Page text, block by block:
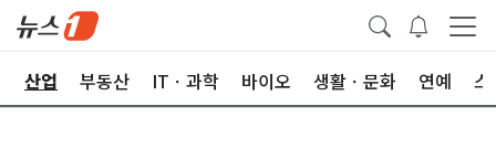
산업 부동산 ITㆍ과학 바이오 생활ㆍ문화 연예 스